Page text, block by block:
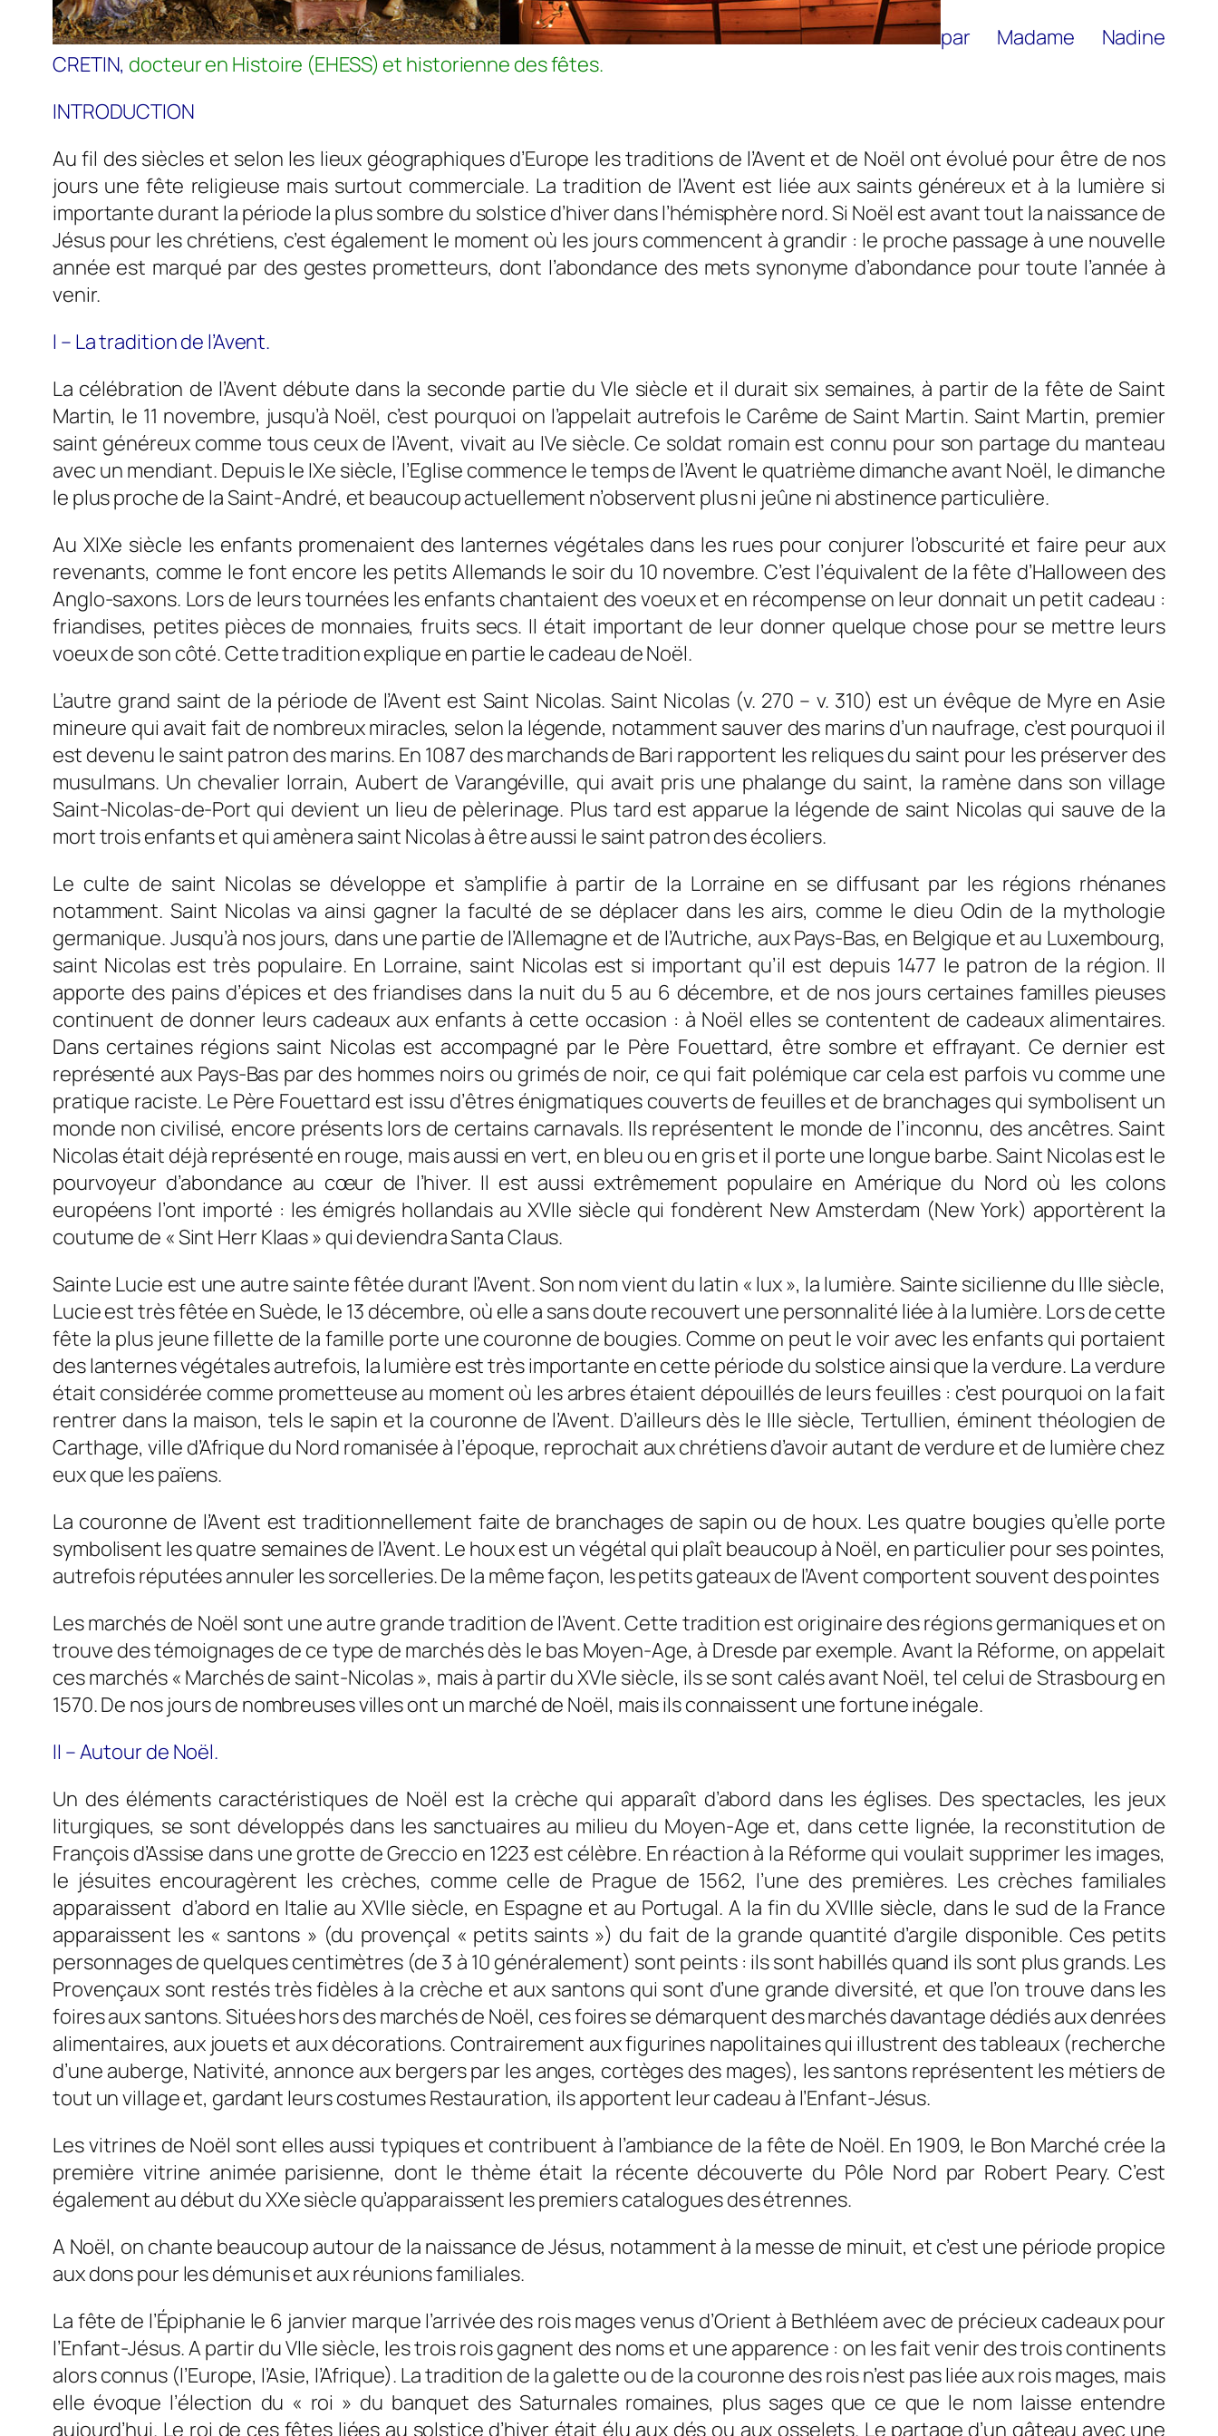
par Madame Nadine
CRETIN, docteur en Histoire (EHESS) et historienne des fêtes.
INTRODUCTION
Au fil des siècles et selon les lieux géographiques d’Europe les traditions de l’Avent et de Noël ont évolué pour être de nos
jours une fête religieuse mais surtout commerciale. La tradition de l’Avent est liée aux saints généreux et à la lumière si
importante durant la période la plus sombre du solstice d’hiver dans l’hémisphère nord. Si Noël est avant tout la naissance de
Jésus pour les chrétiens, c’est également le moment où les jours commencent à grandir : le proche passage à une nouvelle
année est marqué par des gestes prometteurs, dont l’abondance des mets synonyme d’abondance pour toute l’année à
venir.
I – La tradition de l’Avent.
La célébration de l’Avent débute dans la seconde partie du VIe siècle et il durait six semaines, à partir de la fête de Saint
Martin, le 11 novembre, jusqu’à Noël, c’est pourquoi on l’appelait autrefois le Carême de Saint Martin. Saint Martin, premier
saint généreux comme tous ceux de l’Avent, vivait au IVe siècle. Ce soldat romain est connu pour son partage du manteau
avec un mendiant. Depuis le IXe siècle, l’Eglise commence le temps de l’Avent le quatrième dimanche avant Noël, le dimanche
le plus proche de la Saint-André, et beaucoup actuellement n’observent plus ni jeûne ni abstinence particulière.
Au XIXe siècle les enfants promenaient des lanternes végétales dans les rues pour conjurer l’obscurité et faire peur aux
revenants, comme le font encore les petits Allemands le soir du 10 novembre. C’est l’équivalent de la fête d’Halloween des
Anglo-saxons. Lors de leurs tournées les enfants chantaient des voeux et en récompense on leur donnait un petit cadeau :
friandises, petites pièces de monnaies, fruits secs. Il était important de leur donner quelque chose pour se mettre leurs
voeux de son côté. Cette tradition explique en partie le cadeau de Noël.
L’autre grand saint de la période de l’Avent est Saint Nicolas. Saint Nicolas (v. 270 – v. 310) est un évêque de Myre en Asie
mineure qui avait fait de nombreux miracles, selon la légende, notamment sauver des marins d’un naufrage, c’est pourquoi il
est devenu le saint patron des marins. En 1087 des marchands de Bari rapportent les reliques du saint pour les préserver des
musulmans. Un chevalier lorrain, Aubert de Varangéville, qui avait pris une phalange du saint, la ramène dans son village
Saint-Nicolas-de-Port qui devient un lieu de pèlerinage. Plus tard est apparue la légende de saint Nicolas qui sauve de la
mort trois enfants et qui amènera saint Nicolas à être aussi le saint patron des écoliers.
Le culte de saint Nicolas se développe et s’amplifie à partir de la Lorraine en se diffusant par les régions rhénanes
notamment. Saint Nicolas va ainsi gagner la faculté de se déplacer dans les airs, comme le dieu Odin de la mythologie
germanique. Jusqu’à nos jours, dans une partie de l’Allemagne et de l’Autriche, aux Pays-Bas, en Belgique et au Luxembourg,
saint Nicolas est très populaire. En Lorraine, saint Nicolas est si important qu’il est depuis 1477 le patron de la région. Il
apporte des pains d’épices et des friandises dans la nuit du 5 au 6 décembre, et de nos jours certaines familles pieuses
continuent de donner leurs cadeaux aux enfants à cette occasion : à Noël elles se contentent de cadeaux alimentaires.
Dans certaines régions saint Nicolas est accompagné par le Père Fouettard, être sombre et effrayant. Ce dernier est
représenté aux Pays-Bas par des hommes noirs ou grimés de noir, ce qui fait polémique car cela est parfois vu comme une
pratique raciste. Le Père Fouettard est issu d’êtres énigmatiques couverts de feuilles et de branchages qui symbolisent un
monde non civilisé, encore présents lors de certains carnavals. Ils représentent le monde de l’inconnu, des ancêtres. Saint
Nicolas était déjà représenté en rouge, mais aussi en vert, en bleu ou en gris et il porte une longue barbe. Saint Nicolas est le
pourvoyeur d’abondance au cœur de l’hiver. Il est aussi extrêmement populaire en Amérique du Nord où les colons
européens l’ont importé : les émigrés hollandais au XVIIe siècle qui fondèrent New Amsterdam (New York) apportèrent la
coutume de « Sint Herr Klaas » qui deviendra Santa Claus.
Sainte Lucie est une autre sainte fêtée durant l’Avent. Son nom vient du latin « lux », la lumière. Sainte sicilienne du IIIe siècle,
Lucie est très fêtée en Suède, le 13 décembre, où elle a sans doute recouvert une personnalité liée à la lumière. Lors de cette
fête la plus jeune fillette de la famille porte une couronne de bougies. Comme on peut le voir avec les enfants qui portaient
des lanternes végétales autrefois, la lumière est très importante en cette période du solstice ainsi que la verdure. La verdure
était considérée comme prometteuse au moment où les arbres étaient dépouillés de leurs feuilles : c’est pourquoi on la fait
rentrer dans la maison, tels le sapin et la couronne de l’Avent. D’ailleurs dès le IIIe siècle, Tertullien, éminent théologien de
Carthage, ville d’Afrique du Nord romanisée à l’époque, reprochait aux chrétiens d’avoir autant de verdure et de lumière chez
eux que les païens.
La couronne de l’Avent est traditionnellement faite de branchages de sapin ou de houx. Les quatre bougies qu’elle porte
symbolisent les quatre semaines de l’Avent. Le houx est un végétal qui plaît beaucoup à Noël, en particulier pour ses pointes,
autrefois réputées annuler les sorcelleries. De la même façon, les petits gateaux de l’Avent comportent souvent des pointes
Les marchés de Noël sont une autre grande tradition de l’Avent. Cette tradition est originaire des régions germaniques et on
trouve des témoignages de ce type de marchés dès le bas Moyen-Age, à Dresde par exemple. Avant la Réforme, on appelait
ces marchés « Marchés de saint-Nicolas », mais à partir du XVIe siècle, ils se sont calés avant Noël, tel celui de Strasbourg en
1570. De nos jours de nombreuses villes ont un marché de Noël, mais ils connaissent une fortune inégale.
II – Autour de Noël.
Un des éléments caractéristiques de Noël est la crèche qui apparaît d’abord dans les églises. Des spectacles, les jeux
liturgiques, se sont développés dans les sanctuaires au milieu du Moyen-Age et, dans cette lignée, la reconstitution de
François d’Assise dans une grotte de Greccio en 1223 est célèbre. En réaction à la Réforme qui voulait supprimer les images,
le jésuites encouragèrent les crèches, comme celle de Prague de 1562, l’une des premières. Les crèches familiales
apparaissent d’abord en Italie au XVIIe siècle, en Espagne et au Portugal. A la fin du XVIIIe siècle, dans le sud de la France
apparaissent les « santons » (du provençal « petits saints ») du fait de la grande quantité d’argile disponible. Ces petits
personnages de quelques centimètres (de 3 à 10 généralement) sont peints : ils sont habillés quand ils sont plus grands. Les
Provençaux sont restés très fidèles à la crèche et aux santons qui sont d’une grande diversité, et que l’on trouve dans les
foires aux santons. Situées hors des marchés de Noël, ces foires se démarquent des marchés davantage dédiés aux denrées
alimentaires, aux jouets et aux décorations. Contrairement aux figurines napolitaines qui illustrent des tableaux (recherche
d’une auberge, Nativité, annonce aux bergers par les anges, cortèges des mages), les santons représentent les métiers de
tout un village et, gardant leurs costumes Restauration, ils apportent leur cadeau à l’Enfant-Jésus.
Les vitrines de Noël sont elles aussi typiques et contribuent à l’ambiance de la fête de Noël. En 1909, le Bon Marché crée la
première vitrine animée parisienne, dont le thème était la récente découverte du Pôle Nord par Robert Peary. C’est
également au début du XXe siècle qu’apparaissent les premiers catalogues des étrennes.
A Noël, on chante beaucoup autour de la naissance de Jésus, notamment à la messe de minuit, et c’est une période propice
aux dons pour les démunis et aux réunions familiales.
La fête de l’Épiphanie le 6 janvier marque l’arrivée des rois mages venus d’Orient à Bethléem avec de précieux cadeaux pour
l’Enfant-Jésus. A partir du VIIe siècle, les trois rois gagnent des noms et une apparence : on les fait venir des trois continents
alors connus (l’Europe, l’Asie, l’Afrique). La tradition de la galette ou de la couronne des rois n’est pas liée aux rois mages, mais
elle évoque l’élection du « roi » du banquet des Saturnales romaines, plus sages que ce que le nom laisse entendre
aujourd’hui. Le roi de ces fêtes liées au solstice d’hiver était élu aux dés ou aux osselets. Le partage d’un gâteau avec une